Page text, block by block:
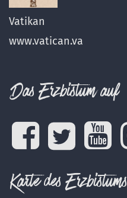
Vatikan
www.vatican.va
Das Erzbistum auf
Karte des Erzbistums